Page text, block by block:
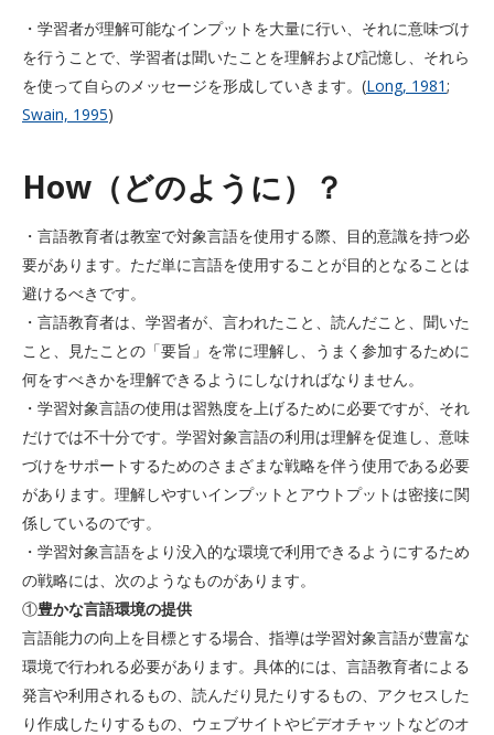
・学習者が理解可能なインプットを大量に行い、それに意味づけ
を行うことで、学習者は聞いたことを理解および記憶し、それら
を使って自らのメッセージを形成していきます。(Long, 1981;
Swain, 1995)
How（どのように）？
・言語教育者は教室で対象言語を使用する際、目的意識を持つ必
要があります。ただ単に言語を使用することが目的となることは
避けるべきです。
・言語教育者は、学習者が、言われたこと、読んだこと、聞いた
こと、見たことの「要旨」を常に理解し、うまく参加するために
何をすべきかを理解できるようにしなければなりません。
・学習対象言語の使用は習熟度を上げるために必要ですが、それ
だけでは不十分です。学習対象言語の利用は理解を促進し、意味
づけをサポートするためのさまざまな戦略を伴う使用である必要
があります。理解しやすいインプットとアウトプットは密接に関
係しているのです。
・学習対象言語をより没入的な環境で利用できるようにするため
の戦略には、次のようなものがあります。
①豊かな言語環境の提供
言語能力の向上を目標とする場合、指導は学習対象言語が豊富な
環境で行われる必要があります。具体的には、言語教育者による
発言や利用されるもの、読んだり見たりするもの、アクセスした
り作成したりするもの、ウェブサイトやビデオチャットなどのオ